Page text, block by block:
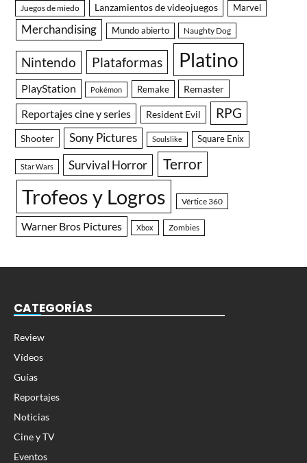
Juegos de miedo Lanzamientos de videojuegos Marvel
Merchandising Mundo abierto Naughty Dog
Nintendo Plataformas Platino
PlayStation Pokémon Remake Remaster
Reportajes cine y series Resident Evil RPG
Shooter Sony Pictures Soulslike Square Enix
Star Wars Survival Horror Terror
Trofeos y Logros Vértice 360
Warner Bros Pictures Xbox Zombies
CATEGORÍAS
Review
Vídeos
Guías
Reportajes
Noticias
Cine y TV
Eventos